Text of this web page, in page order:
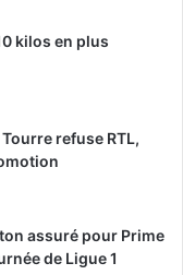
kilos en plus
refuse RTL,
assuré pour Prime
de Ligue 1